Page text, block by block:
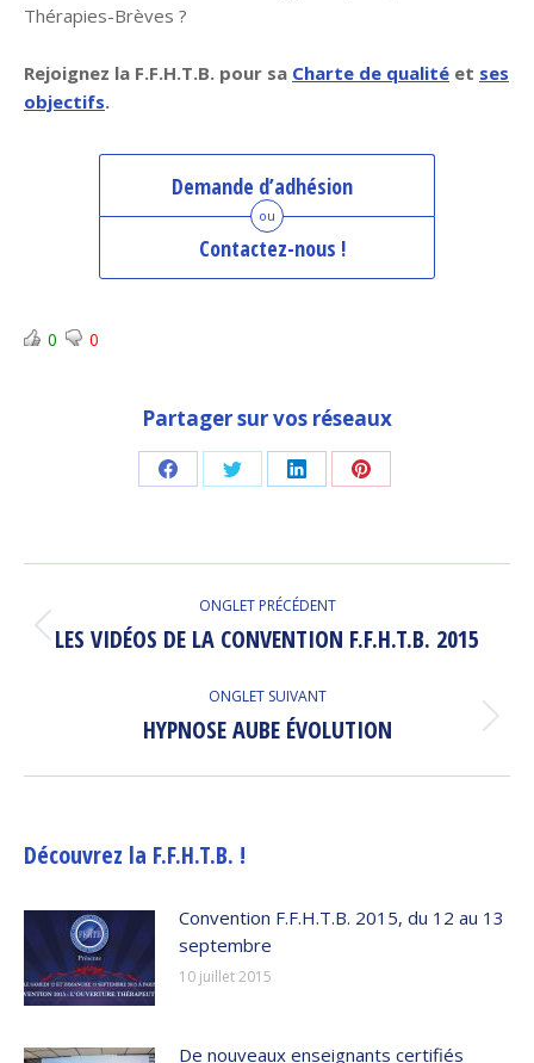
Thérapies-Brèves ?
Rejoignez la F.F.H.T.B. pour sa Charte de qualité et ses
objectifs.
Demande d’adhésion
ou
Contactez-nous !
0 0
Partager sur vos réseaux
Share
Facebook
Share
Twitter
Share
LinkedIn
Share
Pinterest
de
commentaire
ONGLET PRÉCÉDENT
Onglet
LES VIDÉOS DE LA CONVENTION F.F.H.T.B. 2015
ONGLET SUIVANT
Onglet
HYPNOSE AUBE ÉVOLUTION
Découvrez la F.F.H.T.B. !
Convention F.F.H.T.B. 2015, du 12 au 13
septembre
10 juillet 2015
De nouveaux enseignants certifiés